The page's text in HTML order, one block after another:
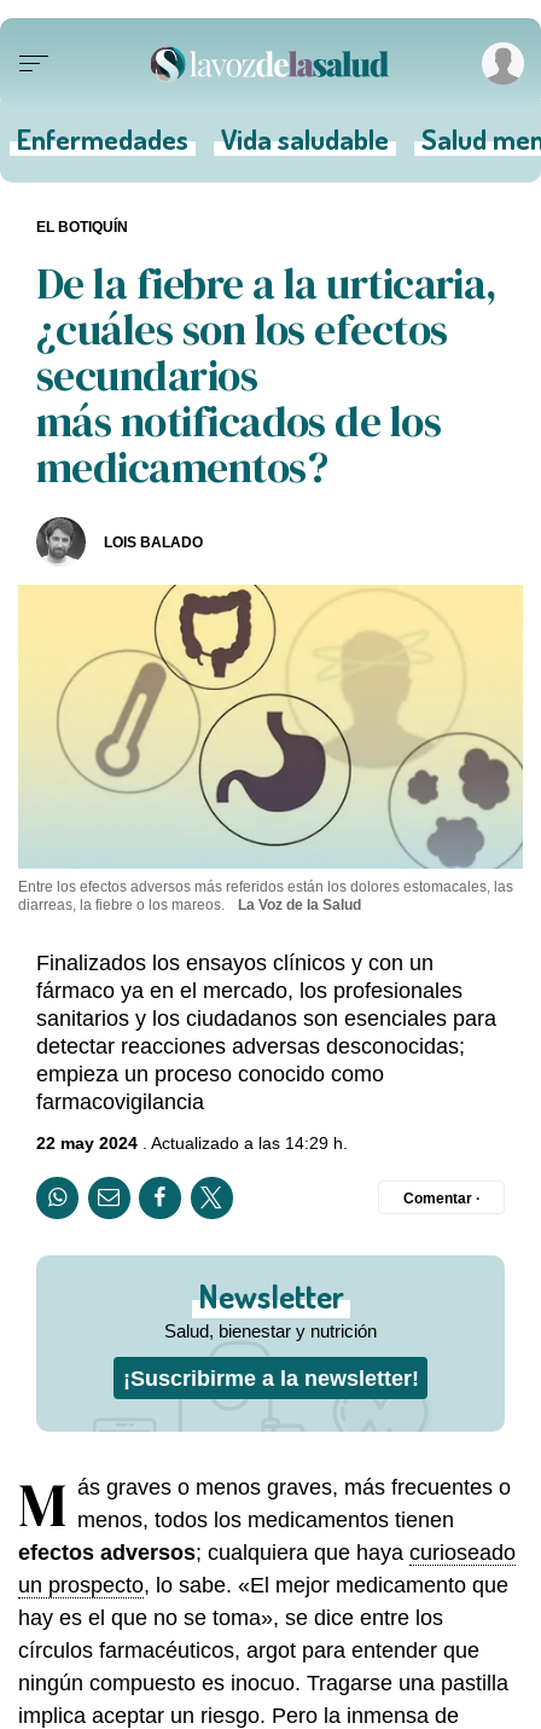
Enfermedades Vida saludable Salud
De la fiebre a la urticaria,
¿cuáles son los efectos
secundarios
más notificados de los
medicamentos?
LOIS BALADO
EL BOTIQUÍN
Entre los efectos adversos más referidos están los dolores estomacales, las
diarreas, la fiebre o los mareos.
La Voz de la Salud
Finalizados los ensayos clínicos y con un
fármaco ya en el mercado, los profesionales
sanitarios y los ciudadanos son esenciales para
detectar reacciones adversas desconocidas;
empieza un proceso conocido como
farmacovigilancia
22 may 2024 . Actualizado a las 14:29 h.
Comentar ·
Newsletter
Salud, bienestar y nutrición
¡Suscribirme a la newsletter!
M ás graves o menos graves, más frecuentes o
menos, todos los medicamentos tienen
efectos adversos; cualquiera que haya curioseado
un prospecto, lo sabe. «El mejor medicamento que
hay es el que no se toma», se dice entre los
círculos farmacéuticos, argot para entender que
ningún compuesto es inocuo. Tragarse una pastilla
implica aceptar un riesgo. Pero la inmensa de